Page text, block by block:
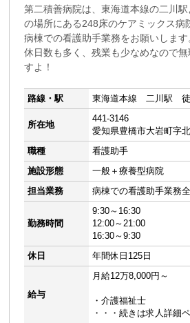
第二積善病院は、東海道本線の二川
の場所にある248床のケアミックス病
病棟での看護助手業務をお願いします
休日数も多く、残業も少なめなので
すよ！
路線・駅 東海道本線 二川駅 徒
所在地
441-3146
愛知県豊橋市大岩町字
職種
看護助手
施設形態
一般＋療養型病院
担当業務
病棟での看護助手業務
勤務時間
9:30～16:30
12:00～21:00
16:30～9:30
休日
年間休日125日
給与
月給12万8,000円～
・介護福祉士
・・・続きは求人詳細